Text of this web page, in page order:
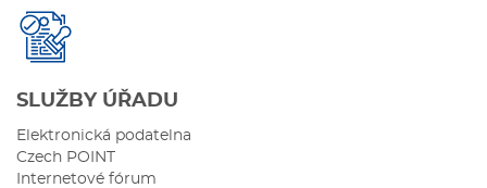
SLUŽBY ÚŘADU
Elektronická podatelna
Czech POINT
Internetové fórum